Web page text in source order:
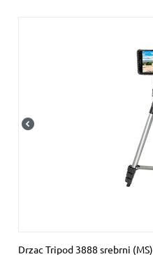
Drzac Tripod 3888 srebrni (MS)